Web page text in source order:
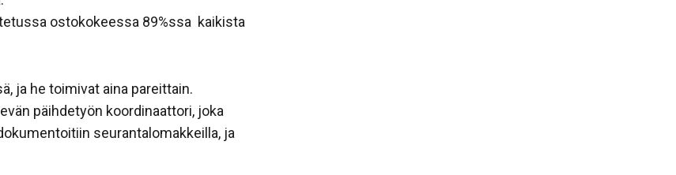
ostokokeessa 89%ssa kaikista
ja he toimivat aina pareittain.
päihdetyön koordinaattori, joka
seurantalomakkeilla, ja